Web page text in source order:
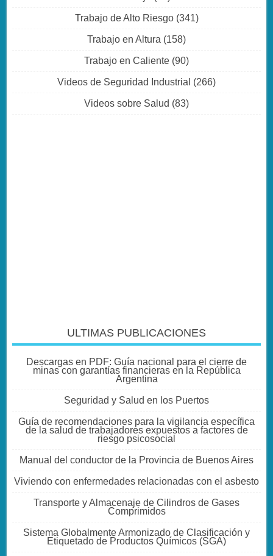
Trabajo de Alto Riesgo(341)
Trabajo en Altura (158)
Trabajo en Caliente (90)
Videos de Seguridad Industrial (266)
Videos sobre Salud (83)
ULTIMAS PUBLICACIONES
Descargas en PDF: Guía nacional para el cierre de
minas con garantías financieras en la República
Argentina
Seguridad y Salud en los Puertos
Guía de recomendaciones para la vigilancia específica
de la salud de trabajadores expuestos a factores de
riesgo psicosocial
Manual del conductor de la Provincia de Buenos Aires
Viviendo con enfermedades relacionadas con el asbesto
Transporte y Almacenaje de Cilindros de Gases
Comprimidos
Sistema Globalmente Armonizado de Clasificación y
Etiquetado de Productos Químicos (SGA)